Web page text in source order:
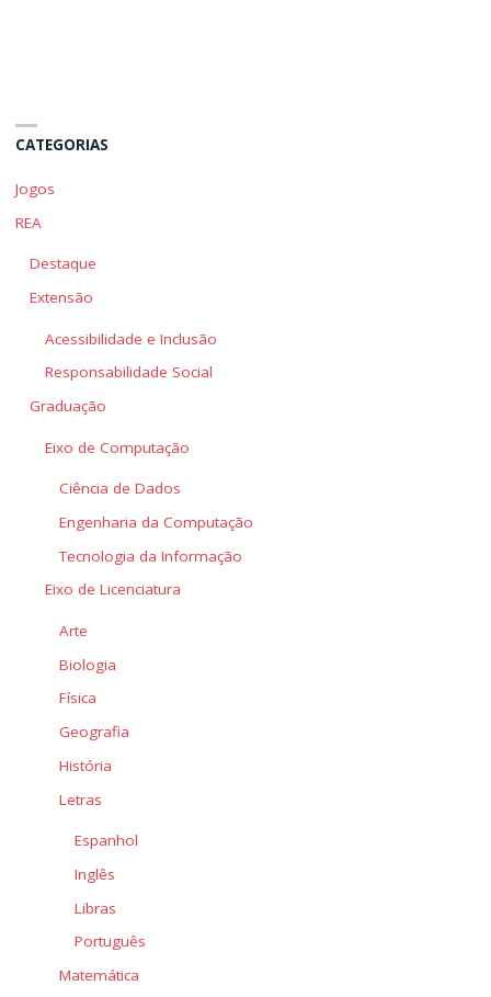
CATEGORIAS
Jogos
REA
Destaque
Extensão
Acessibilidade e Inclusão
Responsabilidade Social
Graduação
Eixo de Computação
Ciência de Dados
Engenharia da Computação
Tecnologia da Informação
Eixo de Licenciatura
Arte
Biologia
Física
Geografia
História
Letras
Espanhol
Inglês
Libras
Português
Matemática